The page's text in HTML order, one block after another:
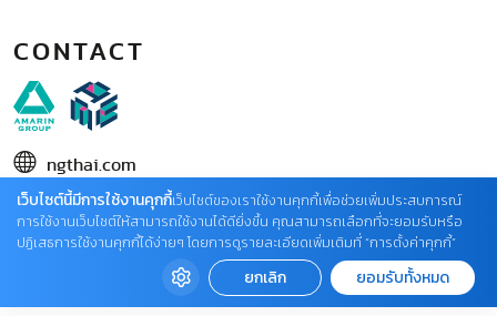
CONTACT
ngthai.com
บริษัท เอเอ็มอี อิมเมจิเนทีฟ จำกัด
ในเครือ บริษัท อมรินทร์ คอร์เปอเรชั่นส์ จำกัด (มหาชน)
ติดต่อแจ้งปัญหาหรือร้องเรียน
เว็บไซต์นี้มีการใช้งานคุกกี้เว็บไซต์ของเราใช้งานคุกกี้เพื่อช่วยเพิ่มประสบการณ์
การใช้งานเว็บไซต์ให้สามารถใช้งานได้ดียิ่งขึ้น คุณสามารถเลือกที่จะยอมรับหรือ
ปฏิเสธการใช้งานคุกกี้ได้ง่ายๆ โดยการดูรายละเอียดเพิ่มเติมที่ “การตั้งค่าคุกกี้”
ยกเลิก ยอมรับทั้งหมด